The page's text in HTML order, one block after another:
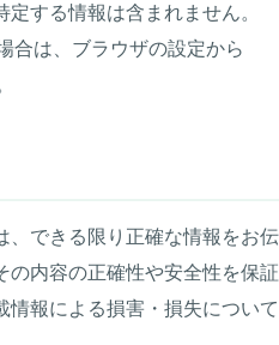
する情報は含まれません。
合は、ブラウザの設定から
、できる限り正確な情報をお伝
の内容の正確性や安全性を保証
情報による損害・損失について